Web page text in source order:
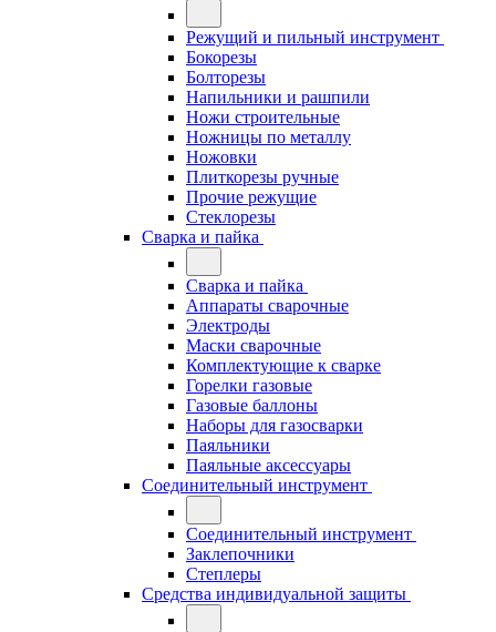
Режущий и пильный инструмент
Бокорезы
Болторезы
Напильники и рашпили
Ножи строительные
Ножницы по металлу
Ножовки
Плиткорезы ручные
Прочие режущие
Стеклорезы
Сварка и пайка
Сварка и пайка
Аппараты сварочные
Электроды
Маски сварочные
Комплектующие к сварке
Горелки газовые
Газовые баллоны
Наборы для газосварки
Паяльники
Паяльные аксессуары
Соединительный инструмент
Соединительный инструмент
Заклепочники
Степлеры
Средства индивидуальной защиты